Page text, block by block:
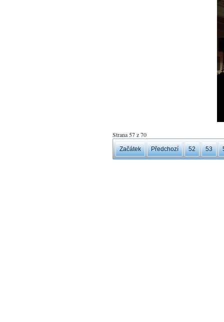
Strana 57 z 70
Začátek Předchozí 52 53